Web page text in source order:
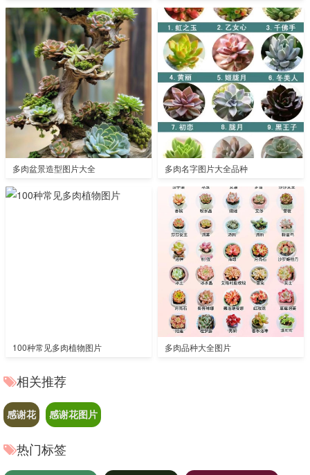
多肉盆景造型图片大全 多肉名字图片大全品种
100种常见多肉植物图片 多肉品种大全图片
相关推荐
感谢花 感谢花图片
热门标签